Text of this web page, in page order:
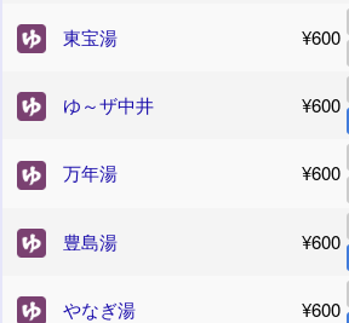
東宝湯 ¥600
ゆ～ザ中井 ¥600
万年湯 ¥600
豊島湯 ¥600
やなぎ湯 ¥600